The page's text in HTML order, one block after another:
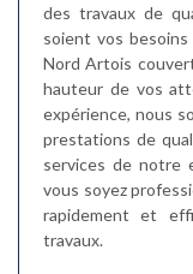
des travaux de
soient vos
Nord Artois
hauteur de vos
expérience, nous
prestations de
services de notre
vous soyez
rapidement et
travaux.